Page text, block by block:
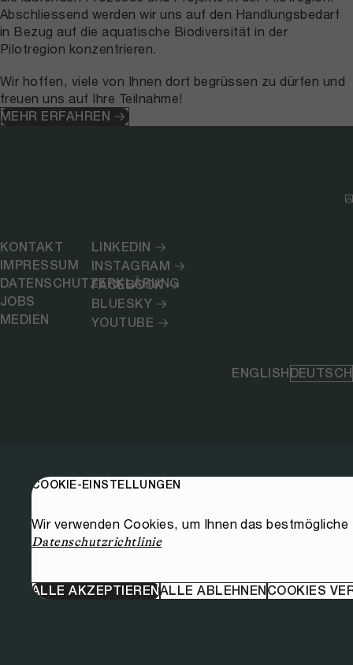
Abschliessend werden wir uns auf den Handlungsbedarf
in Bezug auf die aquatische Biodiversität in der
Pilotregion konzentrieren.
Wir hoffen, viele von Ihnen dort begrüssen zu dürfen und
freuen uns auf Ihre Teilnahme!
MEHR ERFAHREN
KONTAKT
IMPRESSUM
DATENSCHUTZERKLÄRUNG
JOBS
MEDIEN
LINKEDIN
INSTAGRAM
FACEBOOK
BLUESKY
YOUTUBE
ENGLISH DEUTSCH
COOKIE-EINSTELLUNGEN
Wir verwenden Cookies, um Ihnen das
Datenschutzrichtlinie
ALLE AKZEPTIERENALLE ABLEHNEN COOKIES